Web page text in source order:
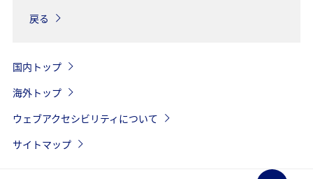
戻る
国内トップ
海外トップ
ウェブアクセシビリティについて
サイトマップ